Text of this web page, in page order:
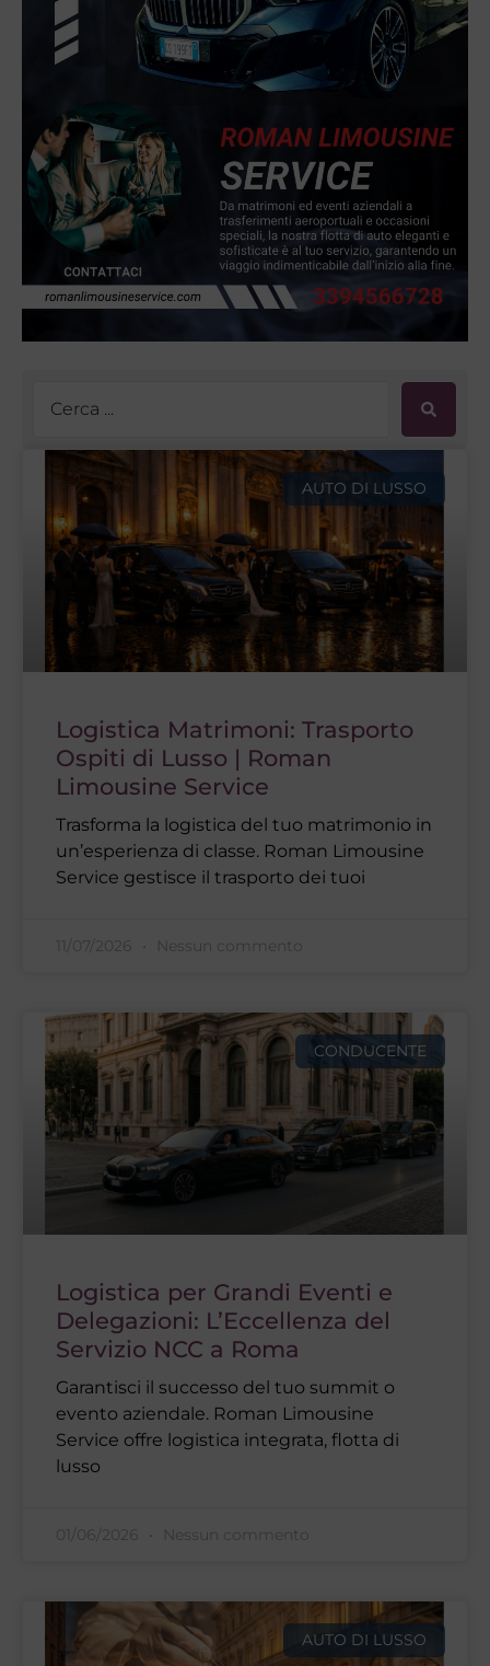
AUTO DI LUSSO
Logistica Matrimoni: Trasporto
Ospiti di Lusso | Roman
Limousine Service
Trasforma la logistica del tuo matrimonio in
un’esperienza di classe. Roman Limousine
Service gestisce il trasporto dei tuoi
11/07/2026 Nessun commento
CONDUCENTE
Logistica per Grandi Eventi e
Delegazioni: L’Eccellenza del
Servizio NCC a Roma
Garantisci il successo del tuo summit o
evento aziendale. Roman Limousine
Service offre logistica integrata, flotta di
lusso
01/06/2026 Nessun commento
AUTO DI LUSSO